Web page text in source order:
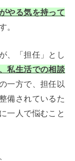
やる気を持って
。
、「担任」とし
私生活での相談
一方で、担任以
備されているた
一人で悩むこと